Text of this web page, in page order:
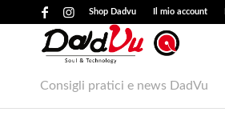
Shop Dadvu Il mio account
Consigli pratici e news DadVu